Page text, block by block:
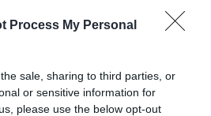
Process My Personal
sale, sharing to third parties, or
or sensitive information for
please use the below opt-out
Μην θέλετε και εργα